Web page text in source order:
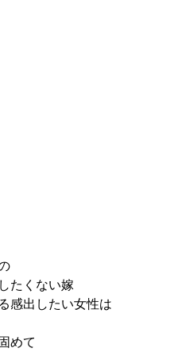
たくない嫁
感出したい女性は
めて